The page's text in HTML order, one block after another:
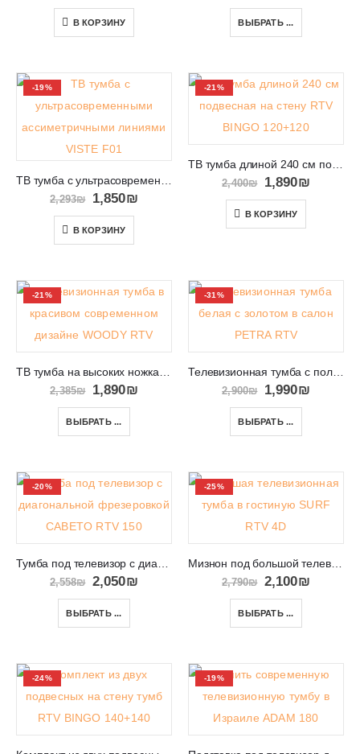
В КОРЗИНУ ВЫБРАТЬ ...
-19%
2,293₪ 1,850₪
В КОРЗИНУ
-21%
ТВ тумба длиной 240 см подвесная на стену RTV BINGO 120+120
2,400₪ 1,890₪
В КОРЗИНУ
-21%
2,385₪ 1,890₪
ВЫБРАТЬ ...
-31%
Телевизионная тумба с полосками на золотых ножках PETRA RTV
2,900₪ 1,990₪
ВЫБРАТЬ ...
-20%
2,558₪ 2,050₪
ВЫБРАТЬ ...
-25%
Мизнон под большой телевизор в салон SURF RTV 4D
2,790₪ 2,100₪
ВЫБРАТЬ ...
-24% -19%